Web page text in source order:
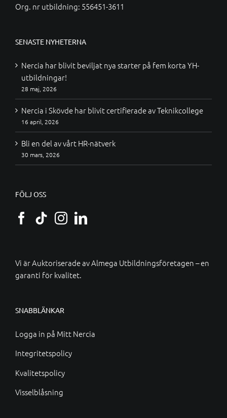
Org. nr utbildning: 556451-3611
SENASTE NYHETERNA
Nercia har blivit beviljat nya starter på fem korta YH-
utbildningar!
28 maj, 2026
Nercia i Skövde har blivit certifierade av Teknikcollege
16 april, 2026
Bli en del av vårt HR-nätverk
30 mars, 2026
FÖLJ OSS
Vi är Auktoriserade avAlmega Utbildningsföretagen– en
garanti för kvalitet.
SNABBLÄNKAR
Logga in på Mitt Nercia
Integritetspolicy
Kvalitetspolicy
Visselblåsning